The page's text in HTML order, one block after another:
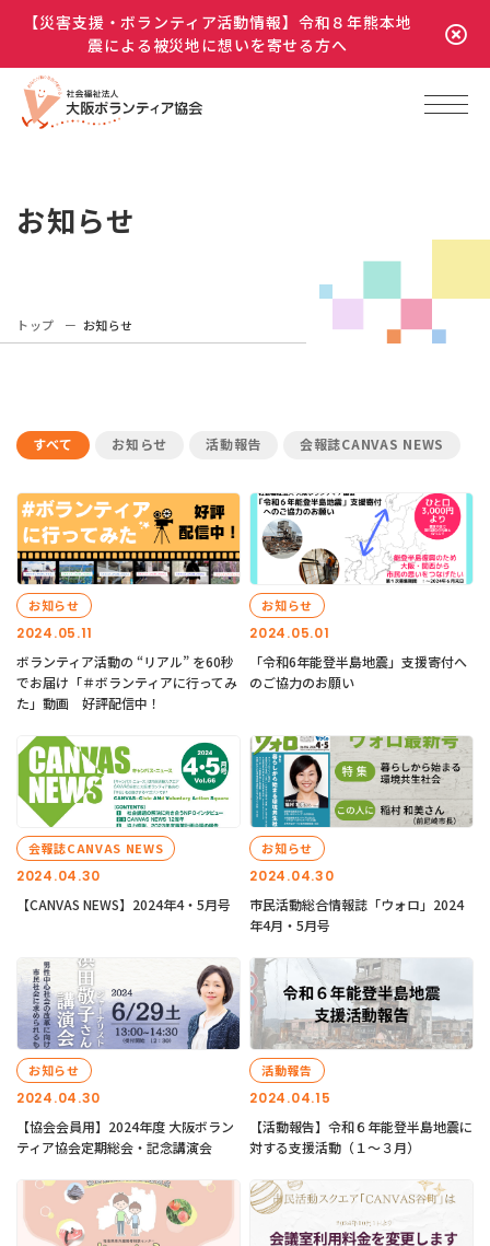
【災害支援・ボランティア活動情報】令和８年熊本地
震による被災地に想いを寄せる方へ
お知らせ
トップ お知らせ
すべて お知らせ 活動報告 会報誌CANVAS NEWS
2024.05.11
お知らせ
ボランティア活動の “リアル” を60秒
でお届け「＃ボランティアに行ってみ
た」動画 好評配信中！
2024.05.01
お知らせ
「令和6年能登半島地震」支援寄付へ
のご協力のお願い
2024.04.30
会報誌CANVAS NEWS
【CANVAS NEWS】2024年4・5月号
2024.04.30
お知らせ
市民活動総合情報誌「ウォロ」2024
年4月・5月号
2024.04.30
お知らせ
【協会会員用】2024年度 大阪ボラン
ティア協会定期総会・記念講演会
2024.04.15
活動報告
【活動報告】令和６年能登半島地震に
対する支援活動（１〜３月）